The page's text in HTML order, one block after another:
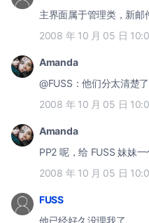
主界面属于管理类，新邮
2008 年 10 月 05 日
Amanda
@FUSS：他们分太清楚
2008 年 10 月 05 日
Amanda
PP2 呢，给 FUSS 妹妹
2008 年 10 月 05 日
FUSS
他已经好久没理我了。